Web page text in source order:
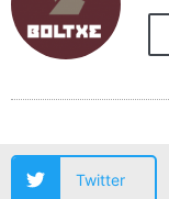
Twitter